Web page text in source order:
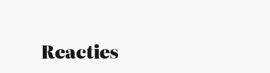
Reacties